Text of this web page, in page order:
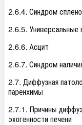
2.6.4. Синдром
2.6.5. Универсальные
2.6.6. Асцит
2.6.7. Синдром
2.7. Диффузная
паренхимы
2.7.1. Причины
эхогенности печени